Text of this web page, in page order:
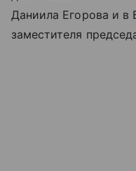
Даниила Егорова и в
заместителя